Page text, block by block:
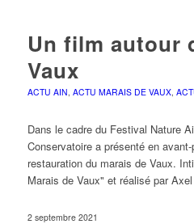
Un film autour
Vaux
ACTU AIN ACTU MARAIS DE VAUX,
Dans le cadre du Festival Nature
Conservatoire a présenté en
restauration du marais de Vaux.
Marais de Vaux" et réalisé par
2 septembre 2021